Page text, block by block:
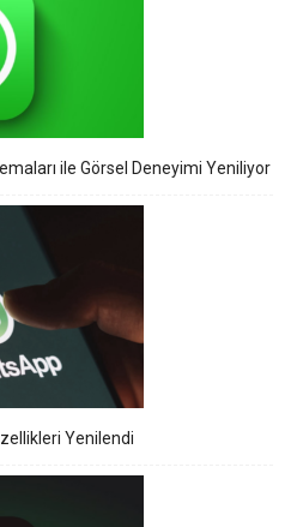
ile Görsel Deneyimi Yeniliyor
Yenilendi